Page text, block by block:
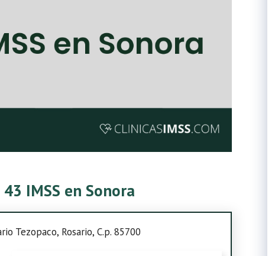
IMSS en Sonora
Tezopaco, Rosario, C.p. 85700